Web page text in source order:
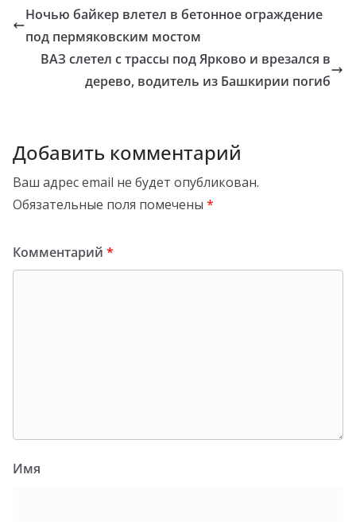
Ночью байкер влетел в бетонное ограждение
под пермяковским мостом
ВАЗ слетел с трассы под Ярково и врезался в
дерево, водитель из Башкирии погиб
Добавить комментарий
Ваш адрес email не будет опубликован.
Обязательные поля помечены *
Комментарий *
Имя